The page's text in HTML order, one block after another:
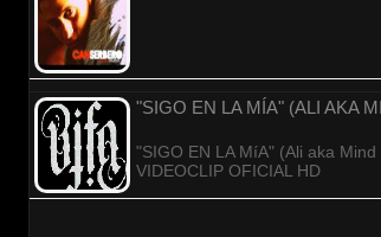
"SIGO EN LA MÍA" (ALI AKA
"SIGO EN LA MíA" (Ali aka Mind
VIDEOCLIP OFICIAL HD